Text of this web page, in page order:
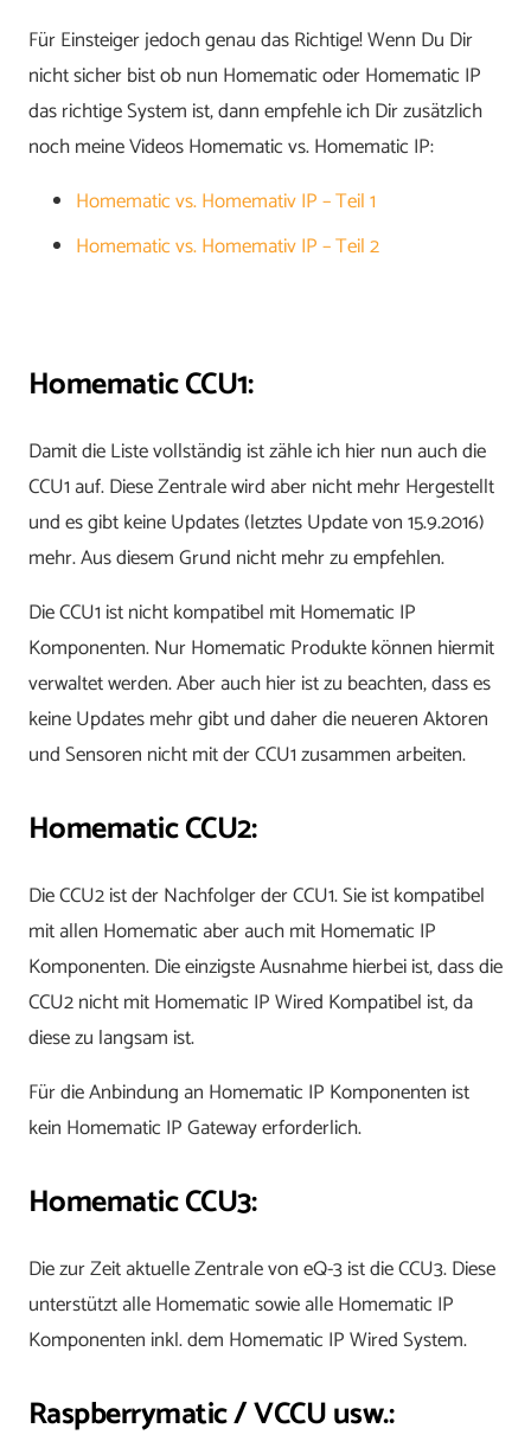
Für Einsteiger jedoch genau das Richtige! Wenn Du Dir
nicht sicher bist ob nun Homematic oder Homematic IP
das richtige System ist, dann empfehle ich Dir zusätzlich
noch meine Videos Homematic vs. Homematic IP:
Homematic vs. Homemativ IP – Teil 1
Homematic vs. Homemativ IP – Teil 2
Homematic CCU1:
Damit die Liste vollständig ist zähle ich hier nun auch die
CCU1 auf. Diese Zentrale wird aber nicht mehr Hergestellt
und es gibt keine Updates (letztes Update von 15.9.2016)
mehr. Aus diesem Grund nicht mehr zu empfehlen.
Die CCU1 ist nicht kompatibel mit Homematic IP
Komponenten. Nur Homematic Produkte können hiermit
verwaltet werden. Aber auch hier ist zu beachten, dass es
keine Updates mehr gibt und daher die neueren Aktoren
und Sensoren nicht mit der CCU1 zusammen arbeiten.
Homematic CCU2:
Die CCU2 ist der Nachfolger der CCU1. Sie ist kompatibel
mit allen Homematic aber auch mit Homematic IP
Komponenten. Die einzigste Ausnahme hierbei ist, dass die
CCU2 nicht mit Homematic IP Wired Kompatibel ist, da
diese zu langsam ist.
Für die Anbindung an Homematic IP Komponenten ist
kein Homematic IP Gateway erforderlich.
Homematic CCU3:
Die zur Zeit aktuelle Zentrale von eQ-3 ist die CCU3. Diese
unterstützt alle Homematic sowie alle Homematic IP
Komponenten inkl. dem Homematic IP Wired System.
Raspberrymatic / VCCU usw.: